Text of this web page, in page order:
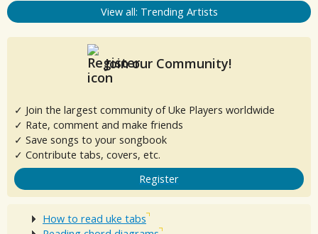
View all: Trending Artists
Join our Community!
✓ Join the largest community of Uke Players worldwide
✓ Rate, comment and make friends
✓ Save songs to your songbook
✓ Contribute tabs, covers, etc.
Register
How to read uke tabs